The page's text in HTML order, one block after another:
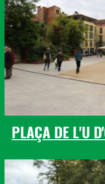
PLAÇA DE L'U